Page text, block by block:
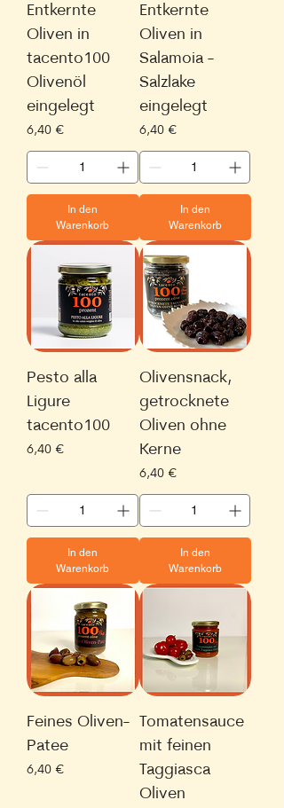
Entkernte
Oliven in
tacento100
Olivenöl
eingelegt
Preis
6,40 €
In den
Warenkorb
Entkernte
Oliven in
Salamoia -
Salzlake
eingelegt
Preis
6,40 €
In den
Warenkorb
Pesto alla
Ligure
tacento100
Preis
6,40 €
In den
Warenkorb
Olivensnack,
getrocknete
Oliven ohne
Kerne
Preis
6,40 €
In den
Warenkorb
Feines Oliven-
Patee
Preis
6,40 €
Tomatensauce
mit feinen
Taggiasca
Oliven